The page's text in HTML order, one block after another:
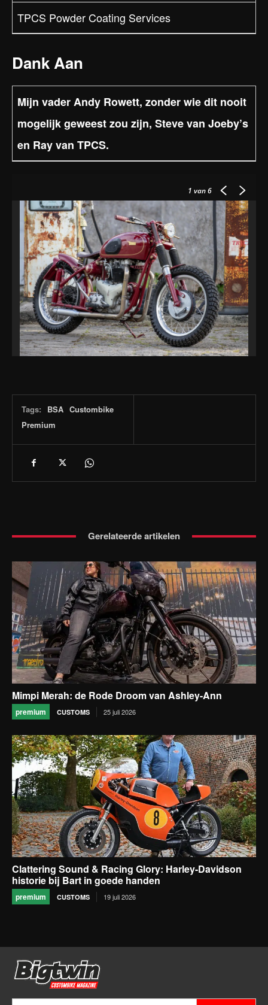
TPCS Powder Coating Services
Dank Aan
Mijn vader Andy Rowett, zonder wie dit nooit
mogelijk geweest zou zijn, Steve van Joeby’s
en Ray van TPCS.
1 van 6
Tags: BSA Custombike
Premium
Gerelateerde artikelen
Mimpi Merah: de Rode Droom van Ashley-Ann
premium CUSTOMS 25 juli 2026
Clattering Sound & Racing Glory: Harley-Davidson
historie bij Bart in goede handen
premium CUSTOMS 19 juli 2026